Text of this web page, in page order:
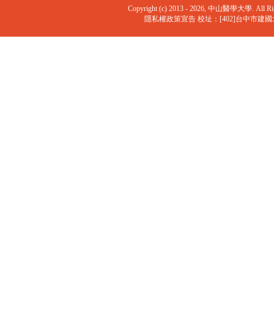
Copyright (c) 2013 - 2026, 中山醫學大學. All
隱私權政策宣告 校址：[402]台中市建